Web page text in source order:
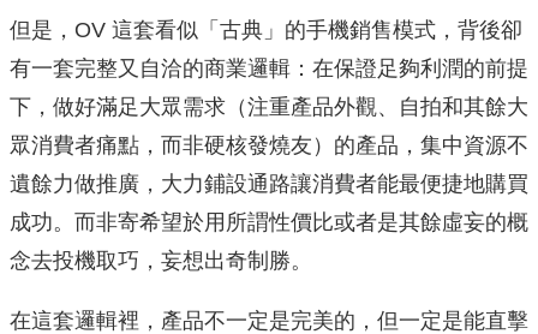
但是，OV 這套看似「古典」的手機銷售模式，背後卻
有一套完整又自洽的商業邏輯：在保證足夠利潤的前提
下，做好滿足大眾需求（注重產品外觀、自拍和其餘大
眾消費者痛點，而非硬核發燒友）的產品，集中資源不
遺餘力做推廣，大力鋪設通路讓消費者能最便捷地購買
成功。而非寄希望於用所謂性價比或者是其餘虛妄的概
念去投機取巧，妄想出奇制勝。
在這套邏輯裡，產品不一定是完美的，但一定是能直擊